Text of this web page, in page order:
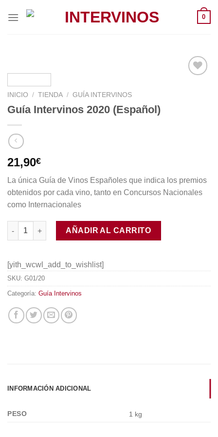
0
INICIO / TIENDA / GUÍA INTERVINOS
Guía Intervinos 2020 (Español)
21,90€
La única Guía de Vinos Españoles que indica los premios
obtenidos por cada vino, tanto en Concursos Nacionales
como Internacionales
Guía Intervinos 2020 (Español) cantidad
AÑADIR AL CARRITO
[yith_wcwl_add_to_wishlist]
SKU: G01/20
Categoría: Guía Intervinos
INFORMACIÓN ADICIONAL
PESO 1 kg